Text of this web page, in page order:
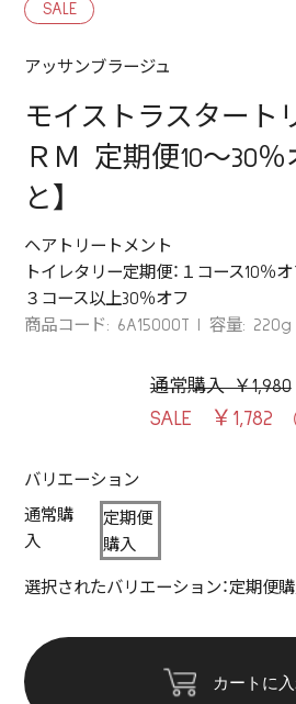
SALE
アッサンブラージュ
モイストラスタート
ＲＭ 定期便10～30％
と】
ヘアトリートメント
トイレタリー定期便：１コース10％オ
３コース以上30％オフ
商品コード: 6A15000T
容量: 220g
通常購入 ￥1,980
￥1,782
バリエーション
通常購
入
定期便
購入
選択されたバリエーション：定期便
カートに